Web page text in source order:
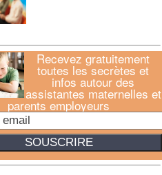
Recevez gratuitement
toutes les secrètes et
infos autour des
assistantes maternelles et
parents employeurs